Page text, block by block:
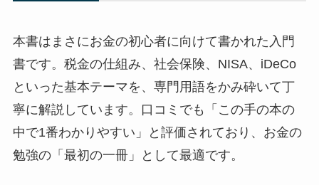
本書はまさにお金の初心者に向けて書かれた入門
書です。税金の仕組み、社会保険、NISA、iDeCo
といった基本テーマを、専門用語をかみ砕いて丁
寧に解説しています。口コミでも「この手の本の
中で1番わかりやすい」と評価されており、お金の
勉強の「最初の一冊」として最適です。